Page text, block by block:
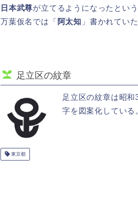
日本武尊が立てるようになったとい
万葉仮名では「 阿太知 」書かれてい
足立区の紋章
足立区の紋章は昭
字を図案化している
東京都